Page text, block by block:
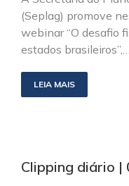
(Seplag) promove
webinar “O desafio
estados brasileiros”,…
LEIA MAIS
Clipping diário |